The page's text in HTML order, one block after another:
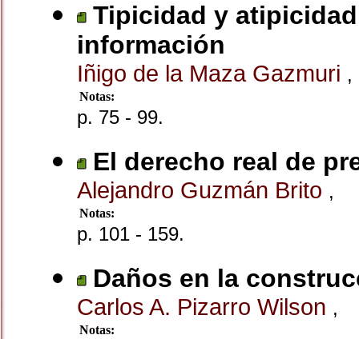
Tipicidad y
información
Iñigo de la Maza Gazmuri ,
Notas:
p. 75 - 99.
El derecho real de
Alejandro Guzmán Brito ,
Notas:
p. 101 - 159.
Daños en la
Carlos A. Pizarro Wilson ,
Notas: